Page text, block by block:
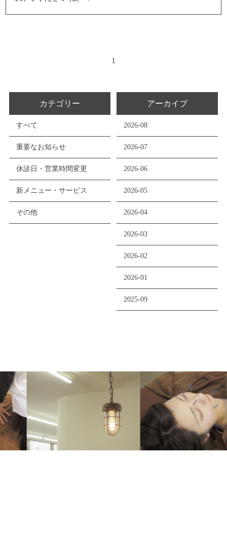
1
カテゴリー
すべて
重要なお知らせ
休診日・営業時間変更
新メニュー・サービス
その他
アーカイブ
2026-08
2026-07
2026-06
2026-05
2026-04
2026-03
2026-02
2026-01
2025-09